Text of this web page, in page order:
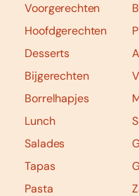
Voorgerechten
Hoofdgerechten
Desserts
Bijgerechten
Borrelhapjes
Lunch
Salades
Tapas
Pasta